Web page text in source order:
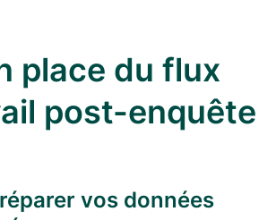
place du flux
post-enquête
vos données